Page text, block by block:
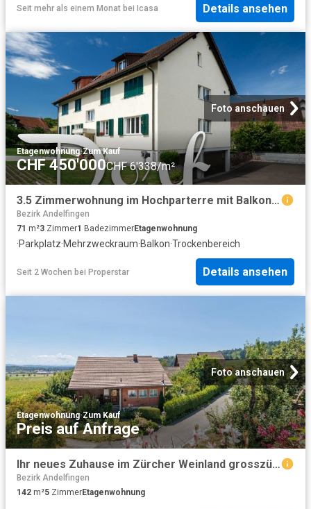
Seit mehr als einem Monat bei Icasa Details ansehen
Foto anschauen
Etagenwohnung·Zum Kauf
CHF 450'000CHF 6'338/m²
3.5 Zimmerwohnung im Hochparterre mit Balkon und vielseitigen Nebenräumen
Bezirk Andelfingen
71 m²3 Zimmer1 BadezimmerEtagenwohnung
·Parkplatz·Mehrzweckraum·Balkon·Trockenbereich
Seit 2 Wochen bei Properstar Details ansehen
Foto anschauen
Etagenwohnung·Zum Kauf
Preis auf Anfrage
Ihr neues Zuhause im Zürcher Weinland grosszügig, hell und naturnah
Bezirk Andelfingen
142 m²5 ZimmerEtagenwohnung